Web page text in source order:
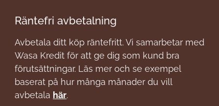
Räntefri avbetalning
Avbetala ditt köp räntefritt. Vi samarbetar med
Wasa Kredit för att ge dig som kund bra
förutsättningar. Läs mer och se exempel
baserat på hur många månader du vill
avbetala här.